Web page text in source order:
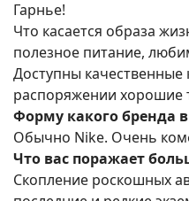
Гарнье!
Что касается образа
полезное питание,
Доступны
распоряжении хорошие
Форму какого бренда
Обычно Nike. Очень
Что вас поражает
Скопление роскошных